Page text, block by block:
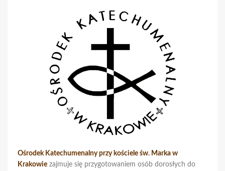
Ośrodek Katechumenalny przy kościele św. Marka w
Krakowie zajmuje się przygotowaniem osób dorosłych do